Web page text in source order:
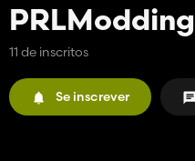
PRLModding
11 de inscritos
Se inscrever